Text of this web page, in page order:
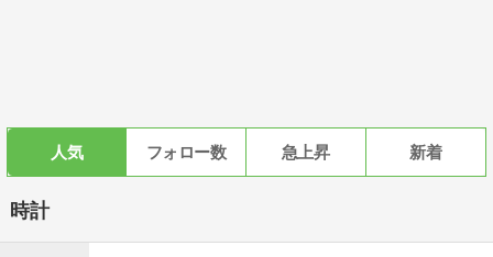
人気 フォロー数 急上昇 新着
時計